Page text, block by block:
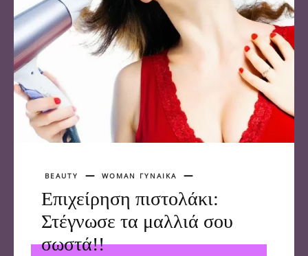
BEAUTY WOMAN ΓΥΝΑΙΚΑ
Επιχείρηση πιστολάκι:
Στέγνωσε τα μαλλιά σου
σωστά!!